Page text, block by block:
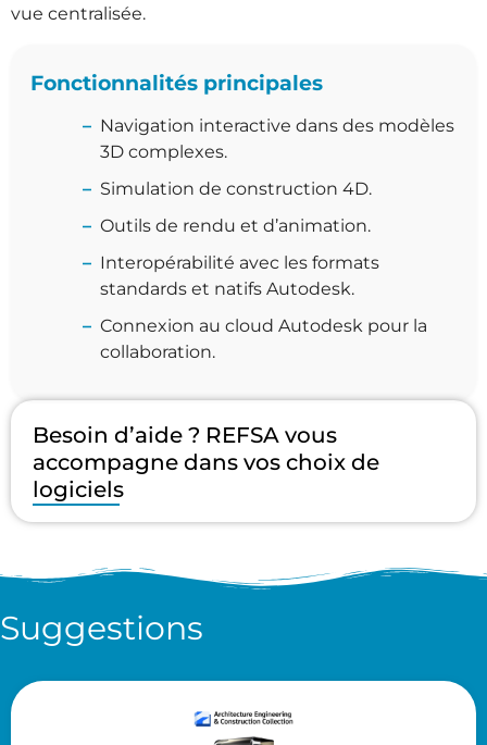
vue centralisée.
Fonctionnalités principales
Navigation interactive dans des modèles
3D complexes.
Simulation de construction 4D.
Outils de rendu et d’animation.
Interopérabilité avec les formats
standards et natifs Autodesk.
Connexion au cloud Autodesk pour la
collaboration.
Besoin d’aide ? REFSA vous
accompagne dans vos choix de
logiciels
Suggestions